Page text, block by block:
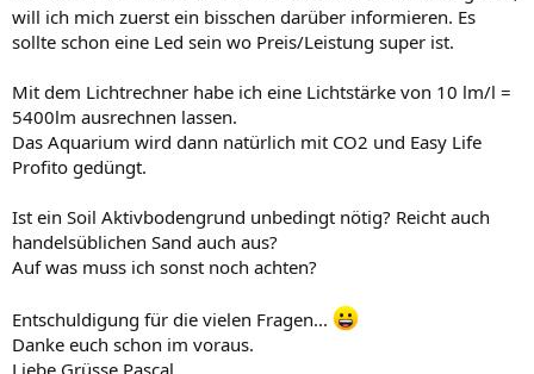
will ich mich zuerst ein bisschen darüber informieren. Es
sollte schon eine Led sein wo Preis/Leistung super ist.
Mit dem Lichtrechner habe ich eine Lichtstärke von 10 lm/l =
5400lm ausrechnen lassen.
Das Aquarium wird dann natürlich mit CO2 und Easy Life
Profito gedüngt.
Ist ein Soil Aktivbodengrund unbedingt nötig? Reicht auch
handelsüblichen Sand auch aus?
Auf was muss ich sonst noch achten?
Entschuldigung für die vielen Fragen...
Danke euch schon im voraus.
Liebe Grüsse Pascal